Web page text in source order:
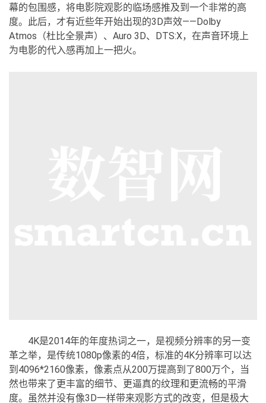
幕的包围感，将电影院观影的临场感推及到一个非常的高
度。此后，才有近些年开始出现的3D声效——Dolby
Atmos（杜比全景声）、Auro 3D、DTS:X，在声音环境上
为电影的代入感再加上一把火。
4K是2014年的年度热词之一，是视频分辨率的另一变
革之举，是传统1080p像素的4倍，标准的4K分辨率可以达
到4096*2160像素，像素点从200万提高到了800万个，当
然也带来了更丰富的细节、更逼真的纹理和更流畅的平滑
度。虽然并没有像3D一样带来观影方式的改变，但是极大